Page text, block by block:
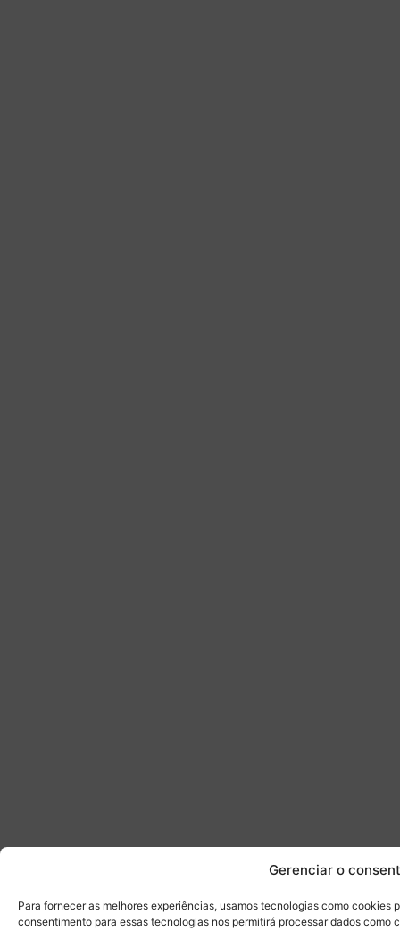
Gerenciar o
Para fornecer as melhores experiências, usamos tecnologias como
consentimento para essas tecnologias nos permitirá processar dados